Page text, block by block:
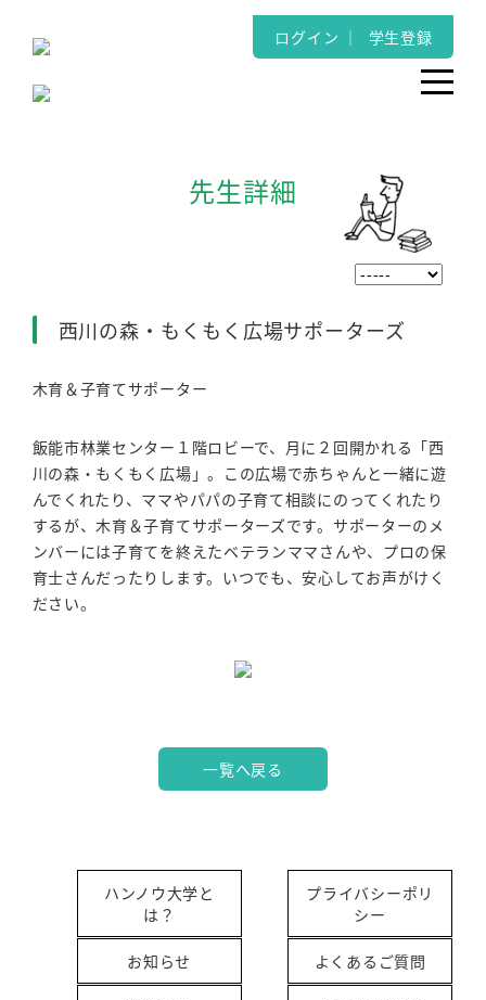
ログイン ｜ 学生登録
先生詳細
西川の森・もくもく広場サポーターズ
木育＆子育てサポーター
飯能市林業センター１階ロビーで、月に２回開かれる「西
川の森・もくもく広場」。この広場で赤ちゃんと一緒に遊
んでくれたり、ママやパパの子育て相談にのってくれたり
するが、木育＆子育てサポーターズです。サポーターのメ
ンバーには子育てを終えたベテランママさんや、プロの保
育士さんだったりします。いつでも、安心してお声がけく
ださい。
一覧へ戻る
ハンノウ大学と
は？
お知らせ
プライバシーポリ
シー
よくあるご質問